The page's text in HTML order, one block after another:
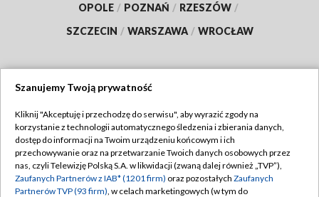
OPOLE / POZNAŃ / RZESZÓW /
SZCZECIN / WARSZAWA / WROCŁAW
TVP
Abonament TVP
Emisja w TVP
Regulamin TVP
Polityka prywatności
Szanujemy Twoją prywatność
Kliknij "Akceptuję i przechodzę do serwisu", aby wyrazić zgody na
korzystanie z technologii automatycznego śledzenia i zbierania danych,
dostęp do informacji na Twoim urządzeniu końcowym i ich
przechowywanie oraz na przetwarzanie Twoich danych osobowych przez
nas, czyli Telewizję Polską S.A. w likwidacji (zwaną dalej również „TVP”),
Zaufanych Partnerów z IAB* (1201 firm) oraz pozostałych Zaufanych
Partnerów TVP (93 firm), w celach marketingowych (w tym do